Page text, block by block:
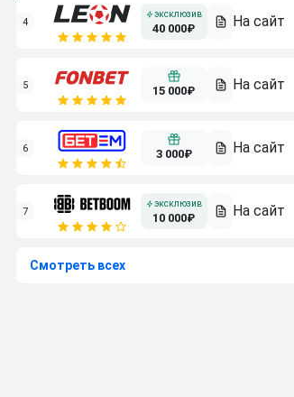
4 40 000₽
5 15 000₽
6 3 000₽
7 10 000₽
Смотреть всех